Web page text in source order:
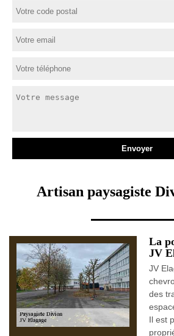
Artisan paysagiste
La
JV
JV
des
Il est